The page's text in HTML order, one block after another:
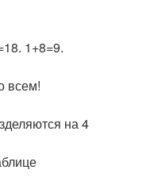
1+8=9.
всем!
на 4